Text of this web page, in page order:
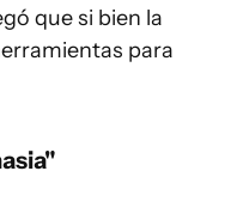
que si bien la
para